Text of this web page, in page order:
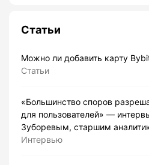
Статьи
Можно ли добавить карту
Статьи
«Большинство споров
для пользователей» —
Зуборевым, старшим
Интервью